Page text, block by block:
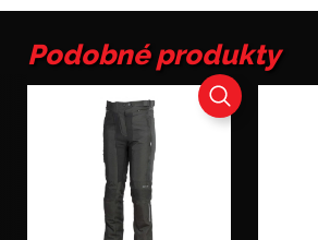
Lady
Podobné produkty